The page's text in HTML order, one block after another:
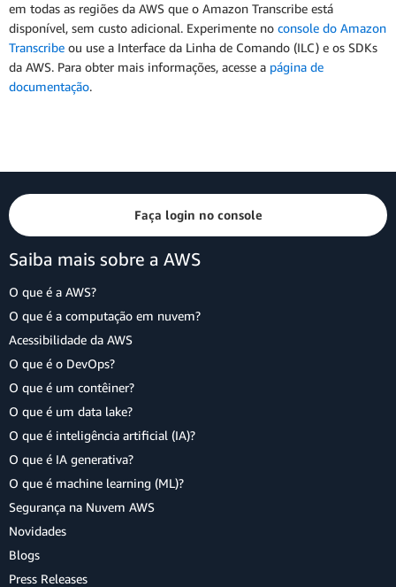
em todas as regiões da AWS que o Amazon Transcribe está
disponível, sem custo adicional. Experimente no console do Amazon
Transcribe ou use a Interface da Linha de Comando (ILC) e os SDKs
da AWS. Para obter mais informações, acesse a página de
documentação.
Faça login no console
Saiba mais sobre a AWS
O que é a AWS?
O que é a computação em nuvem?
Acessibilidade da AWS
O que é o DevOps?
O que é um contêiner?
O que é um data lake?
O que é inteligência artificial (IA)?
O que é IA generativa?
O que é machine learning (ML)?
Segurança na Nuvem AWS
Novidades
Blogs
Press Releases